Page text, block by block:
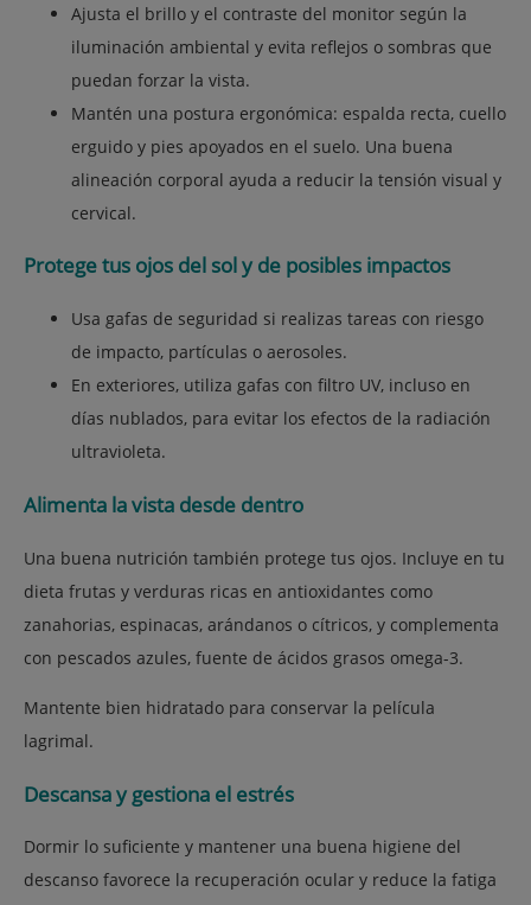
Ajusta el brillo y el contraste del monitor según la
iluminación ambiental y evita reflejos o sombras que
puedan forzar la vista.
Mantén una postura ergonómica: espalda recta, cuello
erguido y pies apoyados en el suelo. Una buena
alineación corporal ayuda a reducir la tensión visual y
cervical.
Protege tus ojos del sol y de posibles impactos
Usa gafas de seguridad si realizas tareas con riesgo
de impacto, partículas o aerosoles.
En exteriores, utiliza gafas con filtro UV, incluso en
días nublados, para evitar los efectos de la radiación
ultravioleta.
Alimenta la vista desde dentro
Una buena nutrición también protege tus ojos. Incluye en tu
dieta frutas y verduras ricas en antioxidantes como
zanahorias, espinacas, arándanos o cítricos, y complementa
con pescados azules, fuente de ácidos grasos omega-3.
Mantente bien hidratado para conservar la película
lagrimal.
Descansa y gestiona el estrés
Dormir lo suficiente y mantener una buena higiene del
descanso favorece la recuperación ocular y reduce la fatiga